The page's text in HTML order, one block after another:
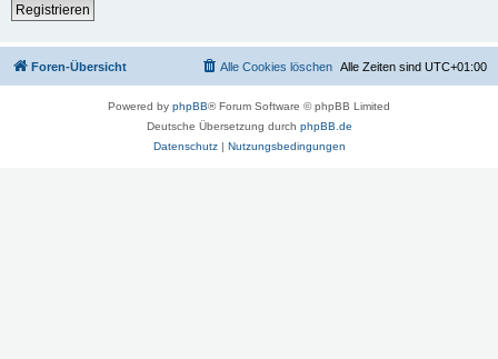
Registrieren
Foren-Übersicht Alle Zeiten sind UTC+01:00
Alle Cookies löschen
Powered by phpBB® Forum Software © phpBB Limited
Deutsche Übersetzung durch phpBB.de
Datenschutz| Nutzungsbedingungen